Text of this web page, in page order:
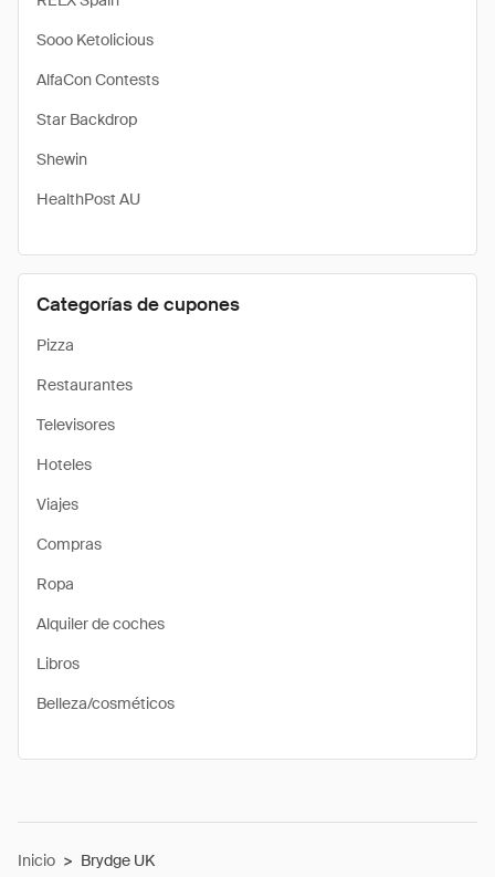
Sooo Ketolicious
AlfaCon Contests
Star Backdrop
Shewin
HealthPost AU
Categorías de cupones
Pizza
Restaurantes
Televisores
Hoteles
Viajes
Compras
Ropa
Alquiler de coches
Libros
Belleza/cosméticos
Inicio > Brydge UK